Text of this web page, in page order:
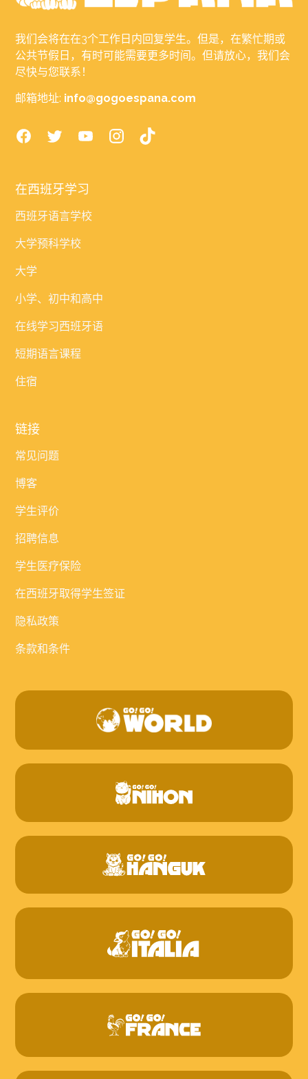
我们会将在在3个工作日内回复学生。但是，在繁忙期或
公共节假日，有时可能需要更多时间。但请放心，我们会
尽快与您联系！
邮箱地址: info@gogoespana.com
在西班牙学习
西班牙语言学校
大学预科学校
大学
小学、初中和高中
在线学习西班牙语
短期语言课程
住宿
链接
常见问题
博客
学生评价
招聘信息
学生医疗保险
在西班牙取得学生签证
隐私政策
条款和条件